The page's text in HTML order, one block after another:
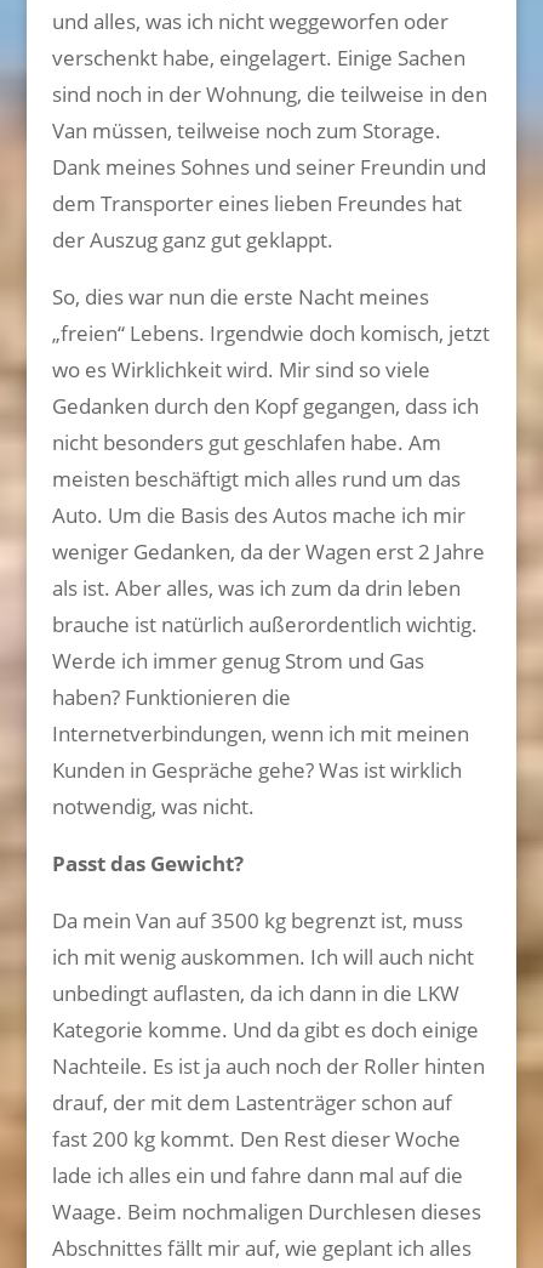
und alles, was ich nicht weggeworfen oder
verschenkt habe, eingelagert. Einige Sachen
sind noch in der Wohnung, die teilweise in den
Van müssen, teilweise noch zum Storage.
Dank meines Sohnes und seiner Freundin und
dem Transporter eines lieben Freundes hat
der Auszug ganz gut geklappt.
So, dies war nun die erste Nacht meines
„freien“ Lebens. Irgendwie doch komisch, jetzt
wo es Wirklichkeit wird. Mir sind so viele
Gedanken durch den Kopf gegangen, dass ich
nicht besonders gut geschlafen habe. Am
meisten beschäftigt mich alles rund um das
Auto. Um die Basis des Autos mache ich mir
weniger Gedanken, da der Wagen erst 2 Jahre
als ist. Aber alles, was ich zum da drin leben
brauche ist natürlich außerordentlich wichtig.
Werde ich immer genug Strom und Gas
haben? Funktionieren die
Internetverbindungen, wenn ich mit meinen
Kunden in Gespräche gehe? Was ist wirklich
notwendig, was nicht.
Passt das Gewicht?
Da mein Van auf 3500 kg begrenzt ist, muss
ich mit wenig auskommen. Ich will auch nicht
unbedingt auflasten, da ich dann in die LKW
Kategorie komme. Und da gibt es doch einige
Nachteile. Es ist ja auch noch der Roller hinten
drauf, der mit dem Lastenträger schon auf
fast 200 kg kommt. Den Rest dieser Woche
lade ich alles ein und fahre dann mal auf die
Waage. Beim nochmaligen Durchlesen dieses
Abschnittes fällt mir auf, wie geplant ich alles